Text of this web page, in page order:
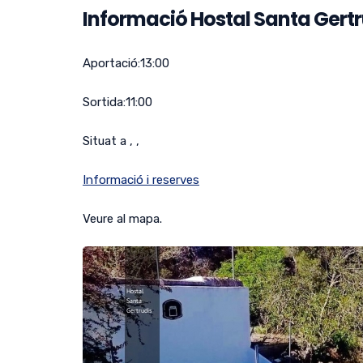
Informació Hostal Santa
Aportació:13:00
Sortida:11:00
Situat a , ,
Informació i reserves
Veure al mapa.